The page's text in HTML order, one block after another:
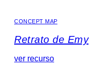
CONCEPT MAP
Retrato de Emy
ver recurso